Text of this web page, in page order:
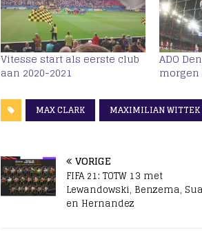
Vitesse start als eerste club
aan 2020-2021
ADO
morgen
MAX CLARK MAXIMILIAN WITTEK
VORIGE
FIFA 21: TOTW 13 met
Lewandowski, Benzema,
en Hernandez